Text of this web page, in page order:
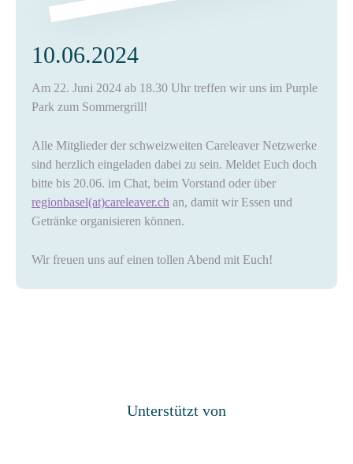
10.06.2024
Am 22. Juni 2024 ab 18.30 Uhr treffen wir uns im Purple
Park zum Sommergrill!
Alle Mitglieder der schweizweiten Careleaver Netzwerke
sind herzlich eingeladen dabei zu sein. Meldet Euch doch
bitte bis 20.06. im Chat, beim Vorstand oder über
regionbasel(at)careleaver.ch an, damit wir Essen und
Getränke organisieren können.
Wir freuen uns auf einen tollen Abend mit Euch!
Unterstützt von